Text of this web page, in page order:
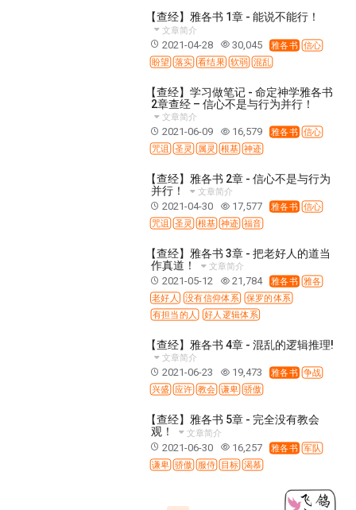
66 启示录
圣经故事
智慧愚昧与狂妄
学习系列
爱神系列
喜乐系列
命定系列
建立荣耀教会
认识魔鬼的诡计
神所喜悦的人
传道者的言语
信心系列
使徒保罗的福音
属灵的世界
智慧与悟性
从辖制中得自由
如何恢复神的形像
打开天上祝福的窗口
神迹系列
得胜的性格
001B课程 - 解开迷思课程
004课程 - 华人命定神学理念
102课程 - 医治释放中阶
201课程 - 从信徒到门徒
302课程 - 新人接待
308课程 - 牧养理论基础培训
Y131课程 - 主动学习
【查经】雅各书 1章 - 能说不能行！
文章简介
2021-04-28 30,045 雅各书 信心
盼望 落实 看结果 软弱 混乱
【查经】学习做笔记 - 命定神学雅各书
2章查经 – 信心不是与行为并行！
文章简介
2021-06-09 16,579 雅各书 信心
咒诅
圣灵 属灵 根基 神迹
【查经】雅各书 2章 - 信心不是与行为
并行！
文章简介
2021-04-30 17,577 雅各书 信心
咒诅
圣灵 根基 神迹 福音
【查经】雅各书 3章 - 把老好人的道当
作真道！
文章简介
2021-05-12 21,784 雅各书 雅各
老好人 没有信仰体系
保罗的体系
有担当的人
好人逻辑体系
【查经】雅各书 4章 - 混乱的逻辑推理!
文章简介
2021-06-23 19,473 雅各书 争战
兴盛 应许 教会 谦卑 骄傲
【查经】雅各书 5章 - 完全没有教会
观！
文章简介
2021-06-30 16,257 雅各书 军队
谦卑 骄傲 服侍 目标 渴慕